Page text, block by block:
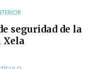
seguridad de la
Xela